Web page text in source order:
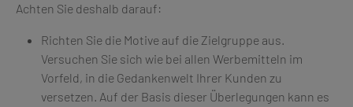
Achten Sie deshalb darauf:
Richten Sie die Motive auf die Zielgruppe aus.
Versuchen Sie sich wie bei allen Werbemitteln im
Vorfeld, in die Gedankenwelt Ihrer Kunden zu
versetzen. Auf der Basis dieser Überlegungen kann es